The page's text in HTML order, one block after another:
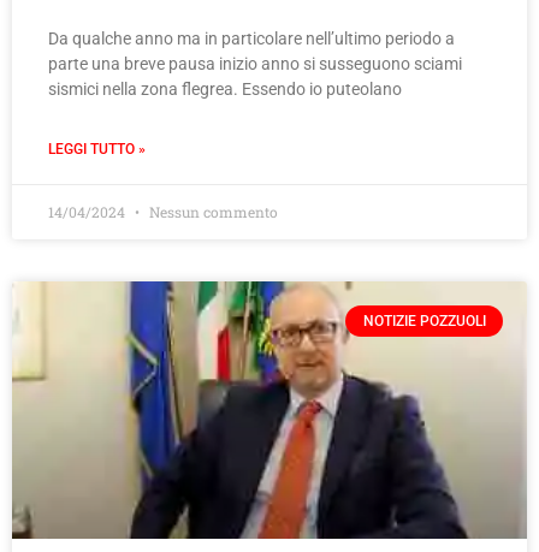
Da qualche anno ma in particolare nell’ultimo periodo a
parte una breve pausa inizio anno si susseguono sciami
sismici nella zona flegrea. Essendo io puteolano
LEGGI TUTTO »
14/04/2024 Nessun commento
NOTIZIE POZZUOLI